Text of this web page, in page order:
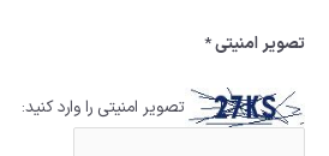
تصویر امنیتی*
تصویر امنیتی را وارد کنید: